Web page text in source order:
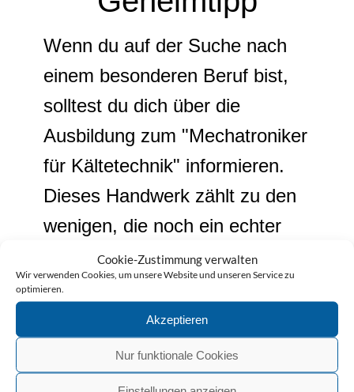
Cookie-Zustimmung verwalten
Wir verwenden Cookies, um unsere Website und unseren Service zu
optimieren.
Akzeptieren
Nur funktionale Cookies
Wenn du auf der Suche nach
einem besonderen Beruf bist,
solltest du dich über die
Ausbildung zum "Mechatroniker
für Kältetechnik" informieren.
Dieses Handwerk zählt zu den
wenigen, die noch ein echter
Geheimtipp sind.
WEITER
 14. August 2018